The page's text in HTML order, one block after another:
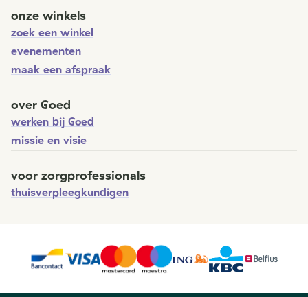
onze winkels
zoek een winkel
evenementen
maak een afspraak
over Goed
werken bij Goed
missie en visie
voor zorgprofessionals
thuisverpleegkundigen